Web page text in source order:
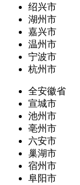
绍兴市
湖州市
嘉兴市
温州市
宁波市
杭州市
全安徽省
宣城市
池州市
亳州市
六安市
巢湖市
宿州市
阜阳市